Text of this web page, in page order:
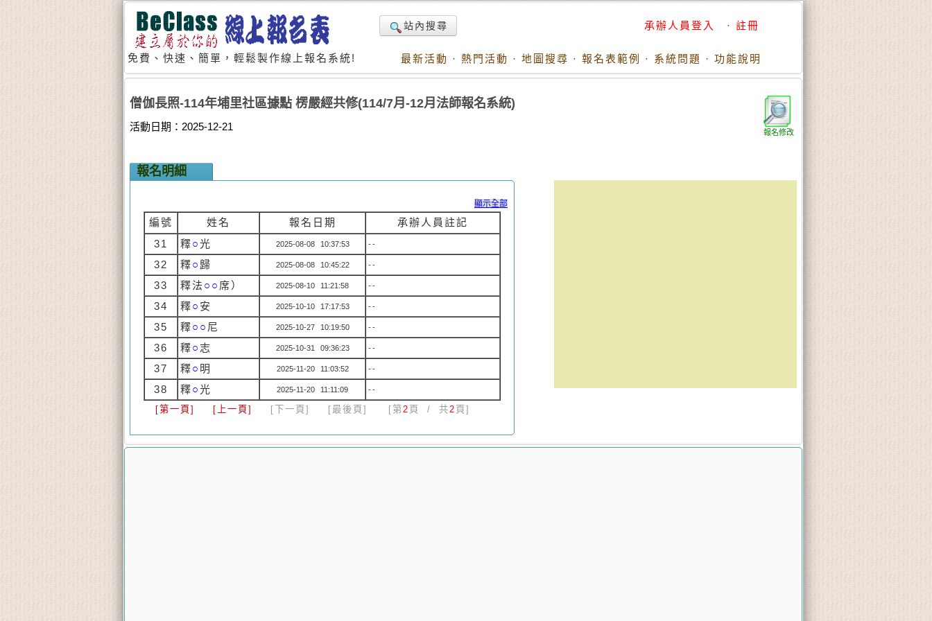
免費、快速、簡單，輕鬆製作線上報名系統!
站內搜尋 承辦人員登入 · 註冊
最新活動 · 熱門活動 · 地圖搜尋 · 報名表範例 · 系統問題 · 功能說明
報名修改
僧伽長照-114年埔里社區據點 楞嚴經共修(114/7月-12月法師報名系統)
活動日期：2025-12-21
報名明細
顯示全部
編號 姓名 報名日期
承辦人員註記
31
釋○光 2025-08-08 10:37:53 --
32 釋○ 歸 2025-08-08 10:45:22 --
33 釋法 ○○ 席） 2025-08-10 11:21:58 --
34 釋○ 安 2025-10-10 17:17:53 --
35 釋○○ 尼 2025-10-27 10:19:50 --
36 釋○志 2025-10-31 09:36:23 --
37 釋○ 明 2025-11-20 11:03:52 --
38 釋○光 2025-11-20 11:11:09 --
[第一頁] [上一頁] [下一頁] [最後頁] [第2 頁 / 共2 頁]